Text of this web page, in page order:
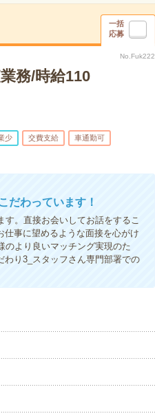
一括
応募
No.Fuk222
務/時給110
少 交費支給 車通勤可
だわっています！
す。直接お会いしてお話をするこ
仕事に望めるような面接を心がけ
のより良いマッチング実現のた
り3_スタッフさん専門部署での